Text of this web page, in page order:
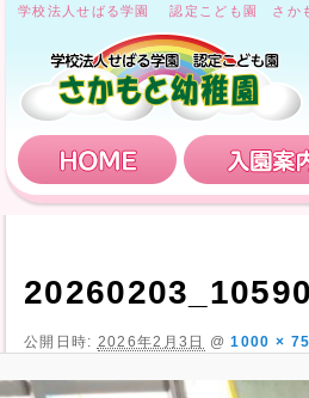
学校法人せばる学園 認定こども園 さか
HOME
公開日時: 2026年2月3日 @1000 ×